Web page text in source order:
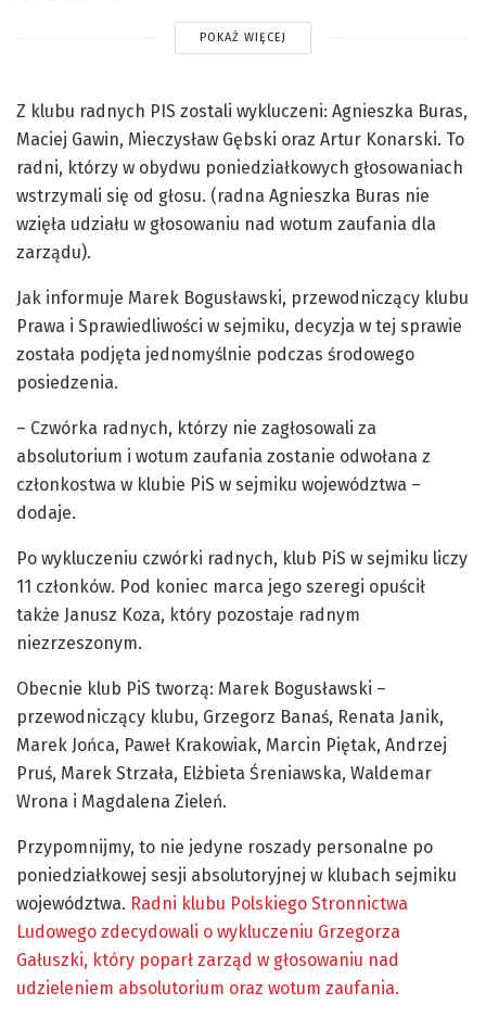
POKAŻ WIĘCEJ
Z klubu radnych PIS zostali wykluczeni: Agnieszka Buras,
Maciej Gawin, Mieczysław Gębski oraz Artur Konarski. To
radni, którzy w obydwu poniedziałkowych głosowaniach
wstrzymali się od głosu. (radna Agnieszka Buras nie
wzięła udziału w głosowaniu nad wotum zaufania dla
zarządu).
Jak informuje Marek Bogusławski, przewodniczący klubu
Prawa i Sprawiedliwości w sejmiku, decyzja w tej sprawie
została podjęta jednomyślnie podczas środowego
posiedzenia.
– Czwórka radnych, którzy nie zagłosowali za
absolutorium i wotum zaufania zostanie odwołana z
członkostwa w klubie PiS w sejmiku województwa –
dodaje.
Po wykluczeniu czwórki radnych, klub PiS w sejmiku liczy
11 członków. Pod koniec marca jego szeregi opuścił
także Janusz Koza, który pozostaje radnym
niezrzeszonym.
Obecnie klub PiS tworzą: Marek Bogusławski –
przewodniczący klubu, Grzegorz Banaś, Renata Janik,
Marek Jońca, Paweł Krakowiak, Marcin Piętak, Andrzej
Pruś, Marek Strzała, Elżbieta Śreniawska, Waldemar
Wrona i Magdalena Zieleń.
Przypomnijmy, to nie jedyne roszady personalne po
poniedziałkowej sesji absolutoryjnej w klubach sejmiku
województwa. Radni klubu Polskiego Stronnictwa
Ludowego zdecydowali o wykluczeniu Grzegorza
Gałuszki, który poparł zarząd w głosowaniu nad
udzieleniem absolutorium oraz wotum zaufania.